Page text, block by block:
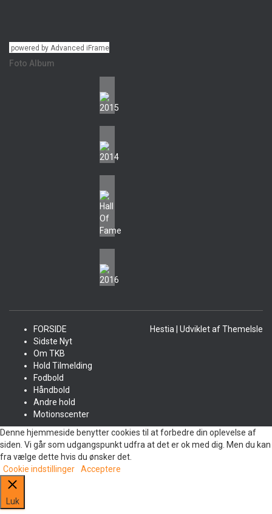
powered by Advanced iFrame
Foto Album
FORSIDE
Sidste Nyt
Om TKB
Hold Tilmelding
Fodbold
Håndbold
Andre hold
Motionscenter
Hestia | Udviklet afThemeIsle
Denne hjemmeside benytter cookies til at forbedre din oplevelse af
siden. Vi går som udgangspunkt udfra at det er ok med dig. Men du kan
fra vælge dette hvis du ønsker det.
Cookie indstillinger
Acceptere
Luk